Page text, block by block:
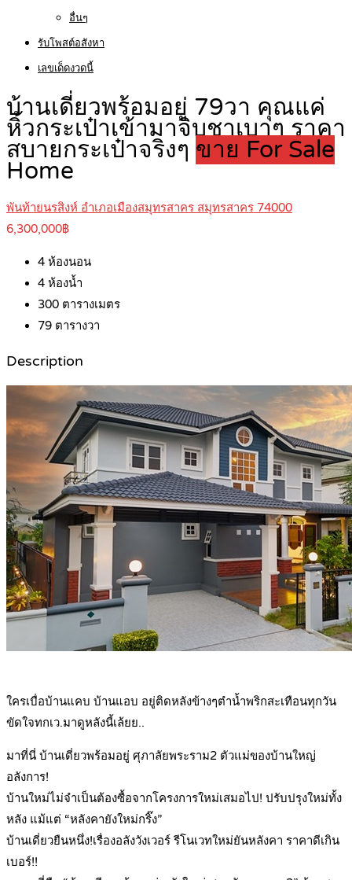
อื่นๆ
รับโพสต์อสังหา
เลขเด็ดงวดนี้
บ้านเดี่ยวพร้อมอยู่ 79วา คุณแค่
หิ้วกระเป๋าเข้ามาจิบชาเบาๆ ราคา
สบายกระเป๋าจริงๆ ขาย For Sale
Home
พันท้ายนรสิงห์ อำเภอเมืองสมุทรสาคร สมุทรสาคร 74000
6,300,000฿
4 ห้องนอน
4 ห้องน้ำ
300 ตารางเมตร
79 ตารางวา
Description
ใครเบื่อบ้านแคบ บ้านแอบ อยู่ติดหลังข้างๆตำน้ำพริกสะเทือนทุกวัน
ขัดใจทกเว.มาดูหลังนี้เล้ยย..
มาที่นี่ บ้านเดี่ยวพร้อมอยู่ ศุภาลัยพระราม2 ตัวแม่ของบ้านใหญ่
อลังการ!
บ้านใหม่ไม่จำเป็นต้องซื้อจากโครงการใหม่เสมอไป! ปรับปรุงใหม่ทั้ง
หลัง แม้แต่ “หลังคายังใหม่กริ๊ง”
บ้านเดี่ยวยืนหนึ่ง!เรื่องอลังวังเวอร์ รีโนเวทใหม่ยันหลังคา ราคาดีเกิน
เบอร์!!